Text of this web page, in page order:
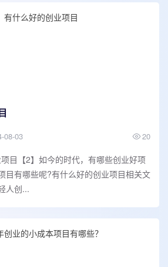
08-03 20
项目【2】如今的时代，有哪些创业好项
目有哪些呢?有什么好的创业项目相关文
人创...